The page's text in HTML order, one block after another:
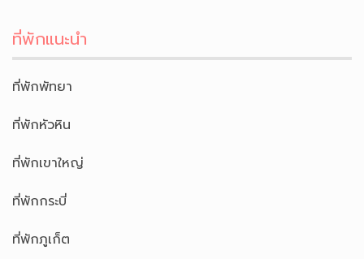
ที่พักแนะนำ
ที่พักพัทยา
ที่พักหัวหิน
ที่พักเขาใหญ่
ที่พักกระบี่
ที่พักภูเก็ต